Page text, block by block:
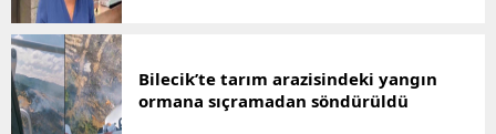
Bilecik’te tarım arazisindeki yangın
ormana sıçramadan söndürüldü